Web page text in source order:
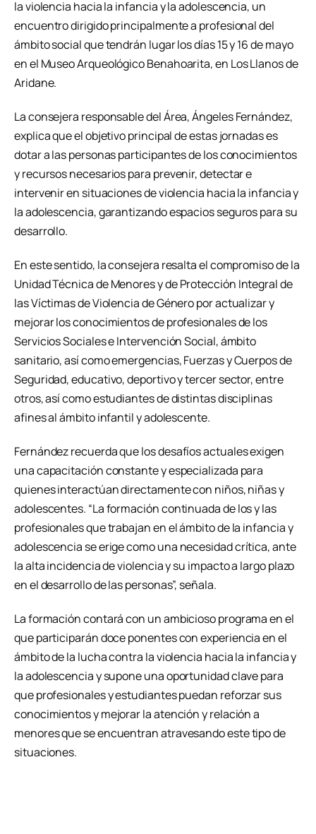
la violencia hacia la infancia y la adolescencia, un
encuentro dirigido principalmente a profesional del
ámbito social que tendrán lugar los días 15 y 16 de mayo
en el Museo Arqueológico Benahoarita, en Los Llanos de
Aridane.
La consejera responsable del Área, Ángeles Fernández,
explica que el objetivo principal de estas jornadas es
dotar a las personas participantes de los conocimientos
y recursos necesarios para prevenir, detectar e
intervenir en situaciones de violencia hacia la infancia y
la adolescencia, garantizando espacios seguros para su
desarrollo.
En este sentido, la consejera resalta el compromiso de la
Unidad Técnica de Menores y de Protección Integral de
las Víctimas de Violencia de Género por actualizar y
mejorar los conocimientos de profesionales de los
Servicios Sociales e Intervención Social, ámbito
sanitario, así como emergencias, Fuerzas y Cuerpos de
Seguridad, educativo, deportivo y tercer sector, entre
otros, así como estudiantes de distintas disciplinas
afines al ámbito infantil y adolescente.
Fernández recuerda que los desafíos actuales exigen
una capacitación constante y especializada para
quienes interactúan directamente con niños, niñas y
adolescentes. “La formación continuada de los y las
profesionales que trabajan en el ámbito de la infancia y
adolescencia se erige como una necesidad crítica, ante
la alta incidencia de violencia y su impacto a largo plazo
en el desarrollo de las personas”, señala.
La formación contará con un ambicioso programa en el
que participarán doce ponentes con experiencia en el
ámbito de la lucha contra la violencia hacia la infancia y
la adolescencia y supone una oportunidad clave para
que profesionales y estudiantes puedan reforzar sus
conocimientos y mejorar la atención y relación a
menores que se encuentran atravesando este tipo de
situaciones.